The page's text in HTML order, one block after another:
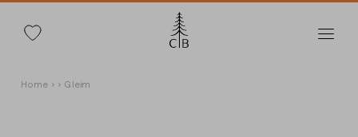
zumPfadnavigation
Home Gleim